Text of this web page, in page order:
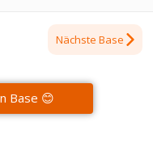
Nächste Base
Base 😊